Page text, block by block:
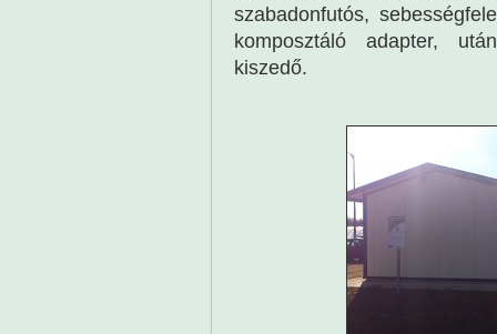
szabadonfutós,
komposztáló adapter,
kiszedő.